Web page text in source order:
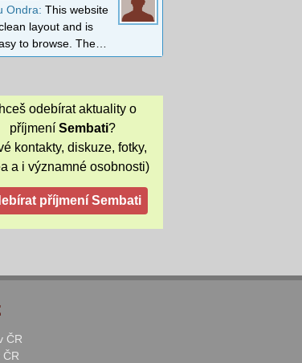
Ondra: This website
layout and is
to browse. The…
odebírat aktuality o
příjmení Sembati?
kontakty, diskuze, fotky,
a i významné osobnosti)
ČR